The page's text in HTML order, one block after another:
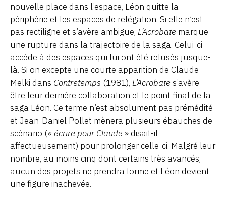
nouvelle place dans l’espace, Léon quitte la
périphérie et les espaces de relégation. Si elle n’est
pas rectiligne et s’avère ambiguë, L’Acrobate marque
une rupture dans la trajectoire de la saga. Celui-ci
accède à des espaces qui lui ont été refusés jusque-
là. Si on excepte une courte apparition de Claude
Melki dans Contretemps (1981), L’Acrobate s’avère
être leur dernière collaboration et le point final de la
saga Léon. Ce terme n’est absolument pas prémédité
et Jean-Daniel Pollet mènera plusieurs ébauches de
scénario (« écrire pour Claude » disait-il
affectueusement) pour prolonger celle-ci. Malgré leur
nombre, au moins cinq dont certains très avancés,
aucun des projets ne prendra forme et Léon devient
une figure inachevée.